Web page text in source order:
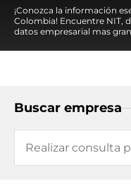
¡Conozca la información
Colombia! Encuentre NIT,
datos empresarial mas
Buscar empresa